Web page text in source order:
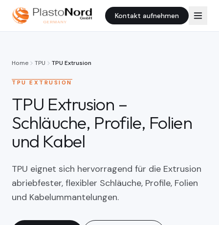
Kontakt aufnehmen
Home TPU TPU Extrusion
TPU EXTRUSION
TPU Extrusion –
Schläuche, Profile, Folien
und Kabel
TPU eignet sich hervorragend für die Extrusion
abriebfester, flexibler Schläuche, Profile, Folien
und Kabelummantelungen.